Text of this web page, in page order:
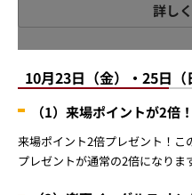
詳し
10月23日（金）・25日（
（1）来場ポイントが2倍！
来場ポイント2倍プレゼント！こ
プレゼントが通常の2倍になりま